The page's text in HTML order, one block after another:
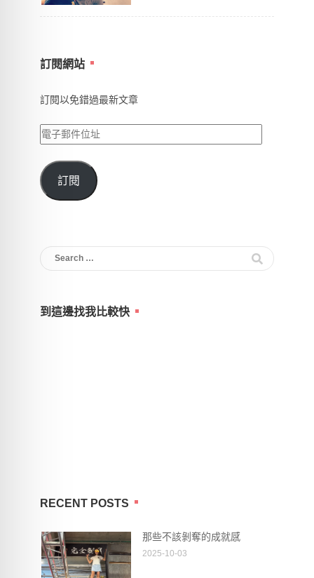
訂閱網站
訂閱以免錯過最新文章
電
郵
件
訂閱
Search
for:
到這邊找我比較快
RECENT POSTS
那些不該剝奪的成就感
2025-10-03